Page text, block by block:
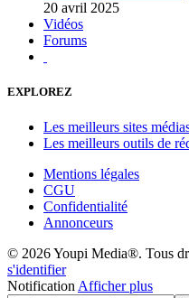
20 avril 2025
Vidéos
Forums
EXPLOREZ
Les meilleurs sites
Les meilleurs outils de
Mentions légales
CGU
Confidentialité
Annonceurs
© 2026 Youpi Media®. Tous
s'identifier
Notification Afficher plus